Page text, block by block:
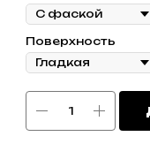
Поверхность